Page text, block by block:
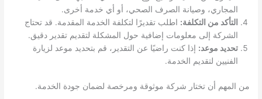
المجاري، وصيانة الصرف الصحي، أو أي خدمة أخرى.
التأكد من التكلفة: اطلب تقديرًا لتكلفة الخدمة المقدمة. قد تحتاج
الشركة إلى معلومات إضافية حول المشكلة لتقديم تقدير دقيق.
تحديد موعد: إذا كنت راضيًا عن التقدير، قم بتحديد موعد لزيارة
الفنيين لتقديم الخدمة.
من المهم أن تختار شركة موثوقة ومرخصة لضمان جودة الخدمة.